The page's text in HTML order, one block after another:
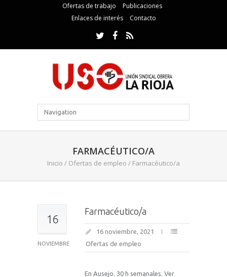
Ofertas de trabajo
Publicaciones
Enlaces de interés
Contacto
FARMACÉUTICO/A
Inicio / Ofertas de empleo / Farmacéutico/a
16
NOVIEMBRE
Farmacéutico/a
16 noviembre, 2021
Ofertas de empleo
En Ausejo. 30 h semanales. Ver